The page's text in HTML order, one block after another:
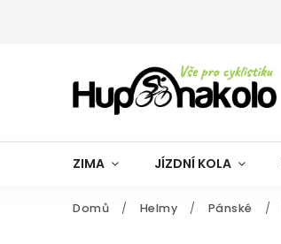
ZIMA JÍZDNÍ KOLA
Domů / Helmy / Pánské /